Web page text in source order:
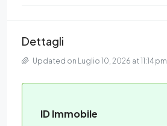
Dettagli
Updated on Luglio 10, 2026 at 11:14 pm
ID Immobile